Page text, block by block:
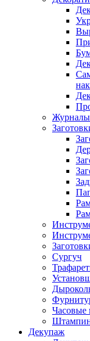
Журналы
Сургуч
Часовые
Декупаж